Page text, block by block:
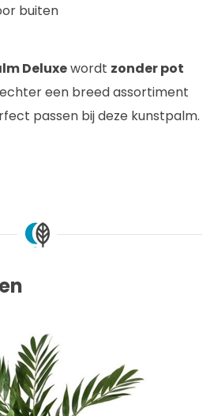
buiten
Deluxewordt zonder pot
een breed assortiment
passen bij deze kunstpalm.